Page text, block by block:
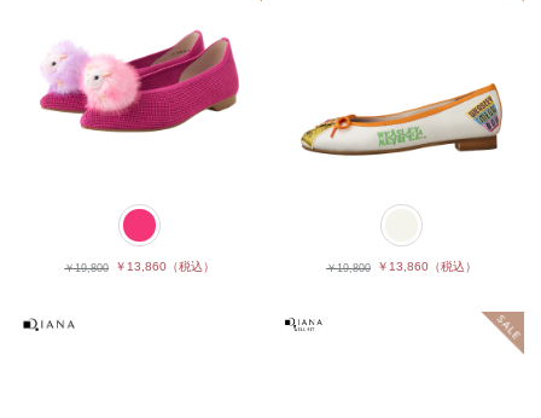
￥19,800 ￥13,860 （税込） ￥19,800 ￥13,860（税込）